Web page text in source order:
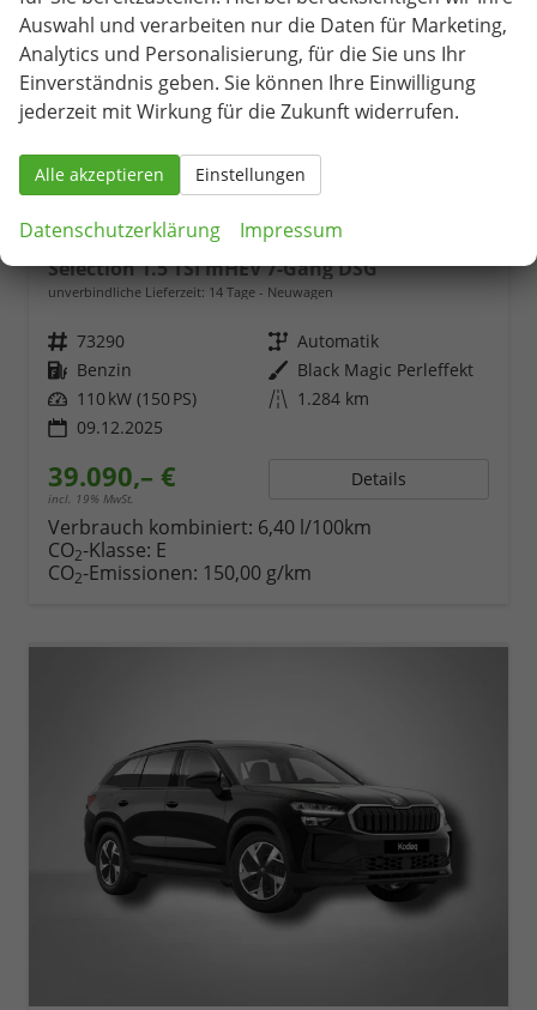
Skoda Kodiaq
Selection 1.5 TSI mHEV 7-Gang DSG
unverbindliche Lieferzeit: 14 Tage Neuwagen
Fahrzeugnr. 73290 Getriebe Automatik
Kraftstoff Benzin Außenfarbe Black Magic Perleffekt
Leistung 110 kW (150 PS) Kilometerstand 1.284 km
09.12.2025
39.090,– €
incl. 19% MwSt.
Details
Verbrauch kombiniert: 6,40 l/100km
CO2-Klasse: E
CO2-Emissionen: 150,00 g/km
Auswahl und verarbeiten nur die Daten für Marketing,
Analytics und Personalisierung, für die Sie uns Ihr
Einverständnis geben. Sie können Ihre Einwilligung
jederzeit mit Wirkung für die Zukunft widerrufen.
Alle akzeptieren Einstellungen
Datenschutzerklärung Impressum